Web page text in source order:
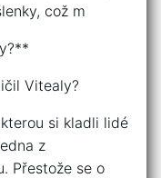
což m
Vitealy?
si kladli lidé
z
Přestože se o